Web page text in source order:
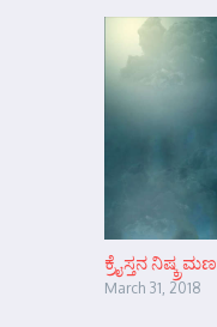
ಕ್ರೈಸ್ತನ ನಿಷ್ಕ್ರಮಣ
March 31, 2018